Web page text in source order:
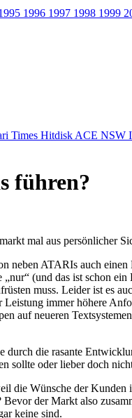
1996 1997 1998 1999
Times Hitdisk ACE NSW
führen?
mal aus persönlicher
neben ATARIs auch
(und das ist schon
muss. Leider ist es
immer höhere
auf neueren
durch die rasante
sollte oder lieber doch
die Wünsche der
der Markt also
keine sind.